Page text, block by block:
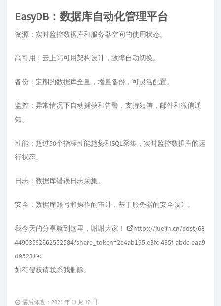
EasyDB：数据库自动化管理平台
资源：实时监控数据库和服务器空间的使用状态。
高可用：云上高可用架构设计，故障自动切换。
备份：定期的数据库全量，增量备份，可灵活配置。
监控：异常情况下自动捕获和告警，支持短信，邮件和微信通
知。
性能：超过50个指标性能趋势和SQL采集，实时监控数据库的运
行状态。
日志：数据库错误日志采集。
安全：数据库账号和操作的审计，基于服务器的安全设计。
我今天的分享就到这里，谢谢大家！
https://juejin.cn/post/68
44903552662552584?share_token=2e4ab195-e3fc-435f-abdc-eaa9
d95231ec
如有侵权请联系我删除。
最后修改：2021 年 11 月 13 日